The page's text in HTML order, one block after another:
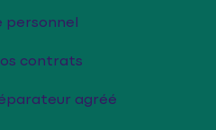
personnel
contrats
agréé